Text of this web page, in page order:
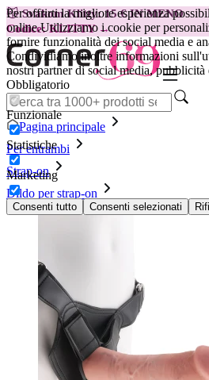
Per offrirti la migliore esperienza
online.Utilizziamo i cookie per
fornire funzionalità dei social media e
Condividiamo inoltre informazioni
nostri partner di social media, pubblicità
Obbligatorio
Funzionale
Statistiche
Marketing
Consenti tutto Consenti selezionati
😽Svakom Klitty: 15 € IN MENO
Codice: KLITTY →
Pagina principale
Per entrambi
Strap-on
Dildo per strap-on
King Cock Strap-On Harness - 23 cm